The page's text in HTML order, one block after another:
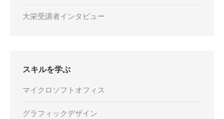
大栄受講者インタビュー
スキルを学ぶ
マイクロソフトオフィス
グラフィックデザイン